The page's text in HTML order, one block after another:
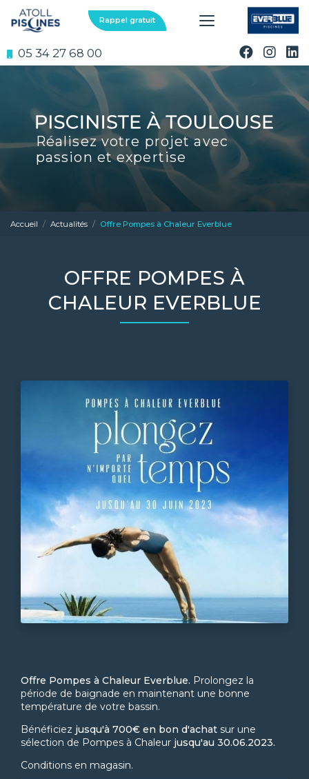
au
contenu
05 34 27 68 00
Rappel gratuit
Réalisez votre projet avec
passion et expertise
Accueil Actualités Offre Pompes à Chaleur Everblue
OFFRE POMPES À
CHALEUR EVERBLUE
Offre Pompes à Chaleur Everblue. Prolongez la
période de baignade en maintenant une bonne
température de votre bassin.
Bénéficiez jusqu'à 700€ en bon d'achat sur une
sélection de Pompes à Chaleur jusqu'au 30.06.2023.
Conditions en magasin.